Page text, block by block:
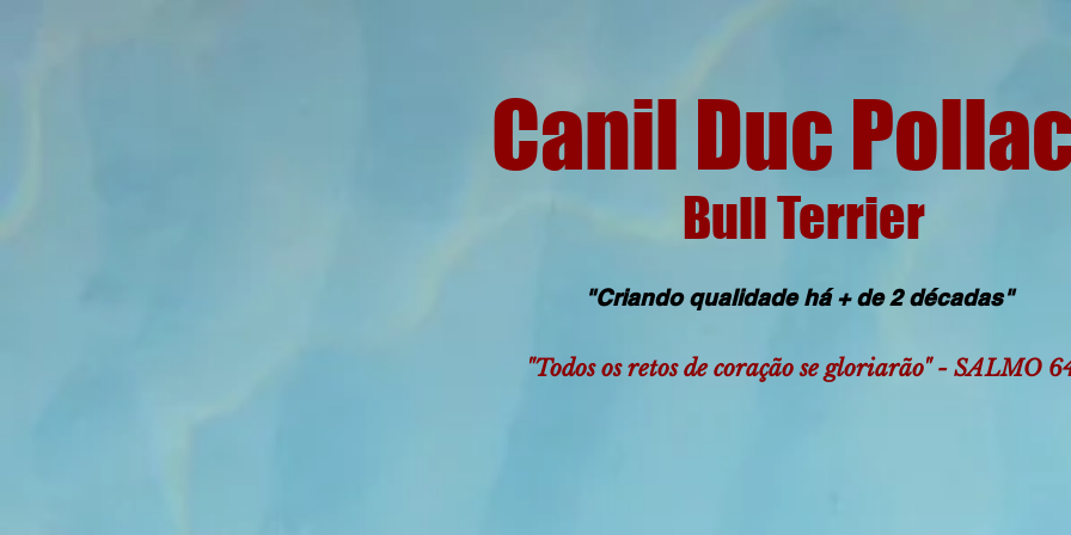
Bull Terrier
Canil Duc
"Criando qualidade há + de 2 décadas"
"Todos os retos de coração se gloriarão" - SALMO